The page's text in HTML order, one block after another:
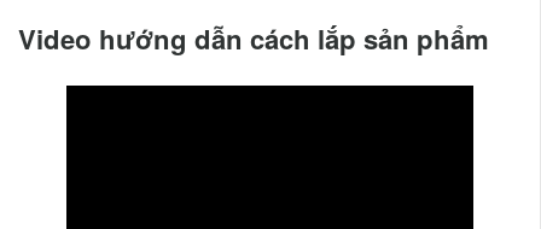
Video hướng dẫn cách lắp sản phẩm